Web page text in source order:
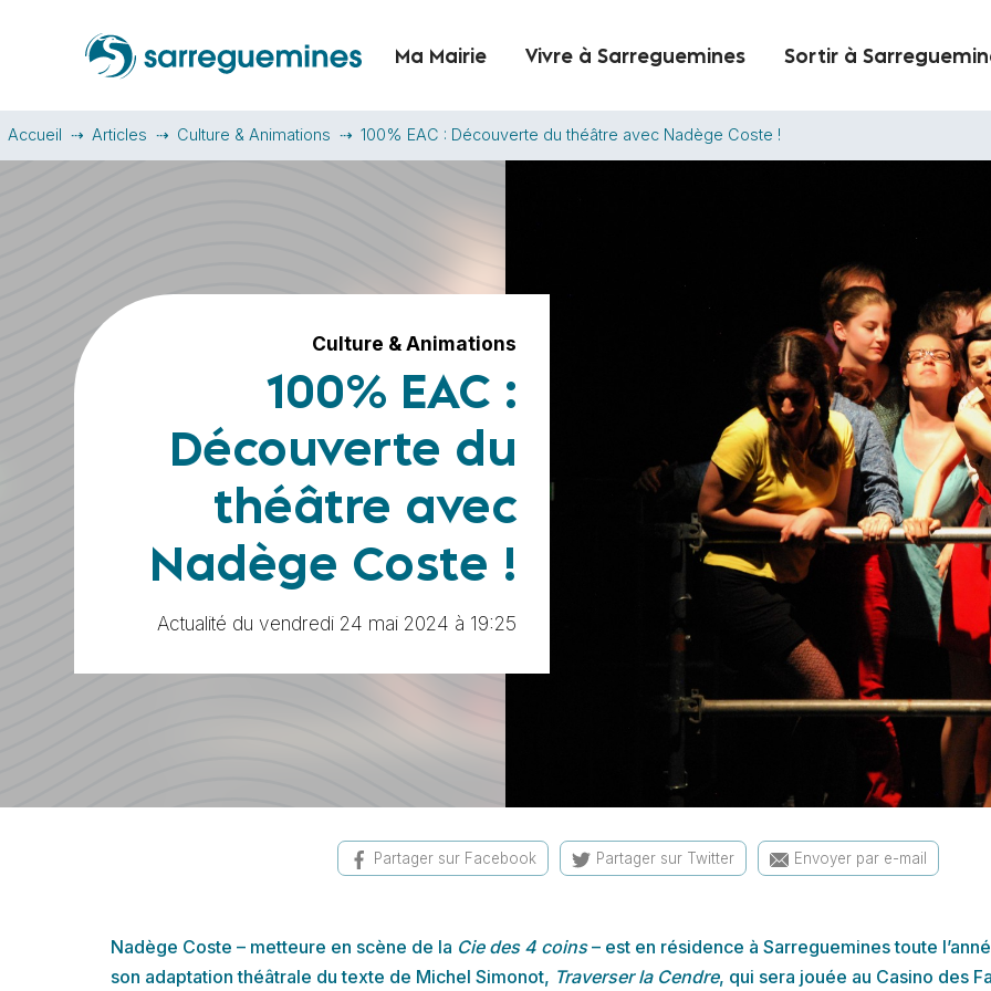
Ma Mairie Vivre à Sarreguemines Sortir à
Accueil Articles Culture & Animations 100% EAC : Découverte du théâtre avec Nadège Coste !
Culture & Animations
100% EAC :
Découverte du
théâtre avec
Nadège Coste !
Actualité du vendredi 24 mai 2024 à 19:25
Partager sur Facebook Partager sur Twitter Envoyer par e-mail
Nadège Coste – metteure en scène de la Cie des 4 coins– est en résidence à Sarreguemines toute
son adaptation théâtrale du texte de Michel Simonot, Traverser la Cendre, qui sera jouée au Casino des